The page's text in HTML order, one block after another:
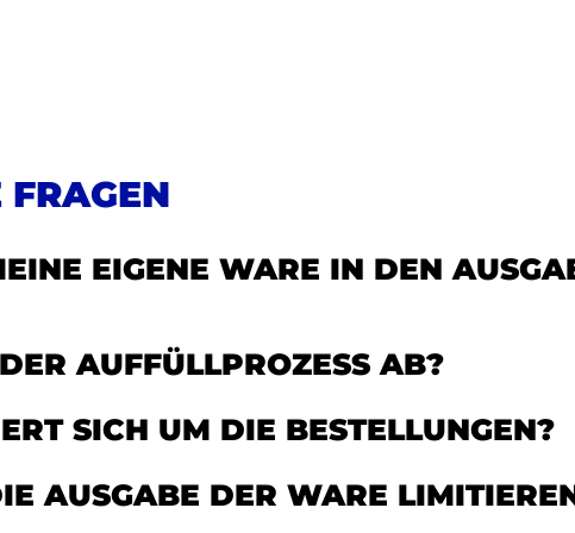
EIGENE WARE IN DEN
AUFFÜLLPROZESS AB?
SICH UM DIE BESTELLUNGEN?
AUSGABE DER WARE